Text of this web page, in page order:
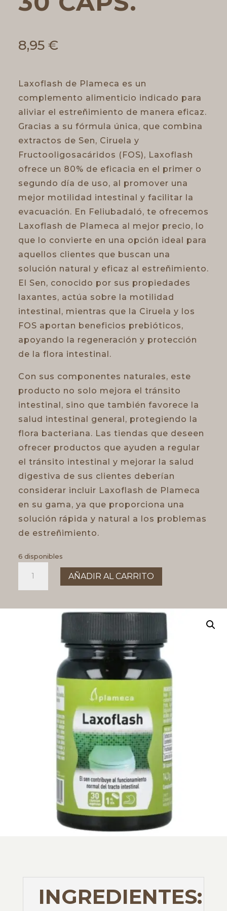
8,95 €
Laxoflash de Plameca es un
complemento alimenticio indicado para
aliviar el estreñimiento de manera eficaz.
Gracias a su fórmula única, que combina
extractos de Sen, Ciruela y
Fructooligosacáridos (FOS), Laxoflash
ofrece un 80% de eficacia en el primer o
segundo día de uso, al promover una
mejor motilidad intestinal y facilitar la
evacuación. En Feliubadaló, te ofrecemos
Laxoflash de Plameca al mejor precio, lo
que lo convierte en una opción ideal para
aquellos clientes que buscan una
solución natural y eficaz al estreñimiento.
El Sen, conocido por sus propiedades
laxantes, actúa sobre la motilidad
intestinal, mientras que la Ciruela y los
FOS aportan beneficios prebióticos,
apoyando la regeneración y protección
de la flora intestinal.
Con sus componentes naturales, este
producto no solo mejora el tránsito
intestinal, sino que también favorece la
salud intestinal general, protegiendo la
flora bacteriana. Las tiendas que deseen
ofrecer productos que ayuden a regular
el tránsito intestinal y mejorar la salud
digestiva de sus clientes deberían
considerar incluir Laxoflash de Plameca
en su gama, ya que proporciona una
solución rápida y natural a los problemas
de estreñimiento.
6 disponibles
caps.
AÑADIR AL CARRITO
INGREDIENTES: